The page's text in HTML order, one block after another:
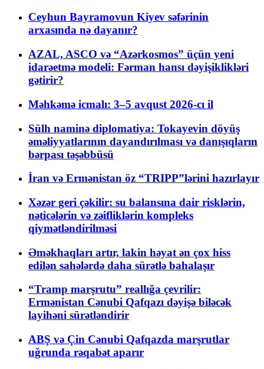
Ceyhun Bayramovun Kiyev səfərinin
arxasında nə dayanır?
AZAL, ASCO və “Azərkosmos” üçün yeni
idarəetmə modeli: Fərman hansı dəyişiklikləri
gətirir?
Məhkəmə icmalı: 3–5 avqust 2026-cı il
Sülh naminə diplomatiya: Tokayevin döyüş
əməliyyatlarının dayandırılması və danışıqların
bərpası təşəbbüsü
İran və Ermənistan öz “TRIPP”lərini hazırlayır
Xəzər geri çəkilir: su balansına dair risklərin,
nəticələrin və zəifliklərin kompleks
qiymətləndirilməsi
Əməkhaqları artır, lakin həyat ən çox hiss
edilən sahələrdə daha sürətlə bahalaşır
“Tramp marşrutu” reallığa çevrilir:
Ermənistan Cənubi Qafqazı dəyişə biləcək
layihəni sürətləndirir
ABŞ və Çin Cənubi Qafqazda marşrutlar
uğrunda rəqabət aparır